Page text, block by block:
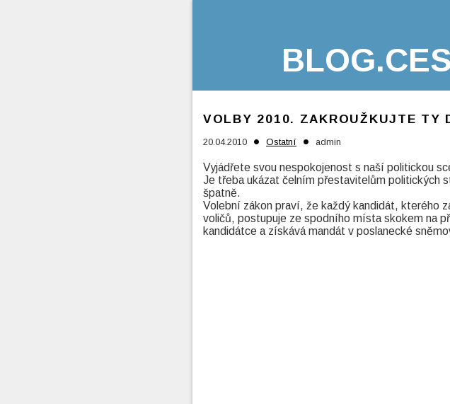
VOLBY 2010. ZAKROUŽKUJTE TY
20.04.2010 • Ostatní • admin
Vyjádřete svou nespokojenost s naší politickou
Je třeba ukázat čelním přestavitelům politických
špatně.
Volební zákon praví, že každý kandidát, kterého
voličů, postupuje ze spodního místa skokem na
kandidátce a získává mandát v poslanecké